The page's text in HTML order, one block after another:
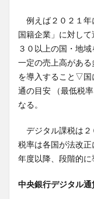
例えば２０２１年
国籍企業」に対し
３０以上の国・地
一定の売上高があ
を導入すること▽国
通の目安 （最低税
なる。
デジタル課税は２
税率は各国が法改
年度以降、段階的に
中央銀行デジタル